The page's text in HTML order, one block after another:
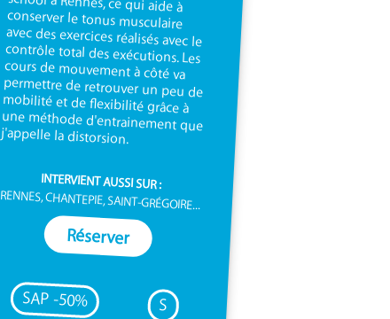
j'appelle la distorsion.
INTERVIENT AUSSI SUR :
RENNES, CHANTEPIE, SAINT-GRÉGOIRE...
Réserver
SAP -50% S